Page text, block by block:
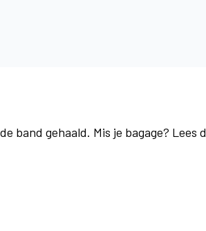
band gehaald. Mis je bagage?